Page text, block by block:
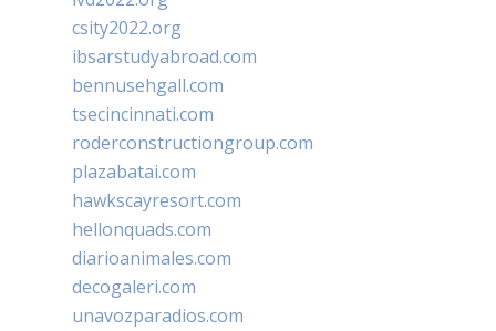
csity2022.org
ibsarstudyabroad.com
bennusehgall.com
tsecincinnati.com
roderconstructiongroup.com
plazabatai.com
hawkscayresort.com
hellonquads.com
diarioanimales.com
decogaleri.com
unavozparadios.com